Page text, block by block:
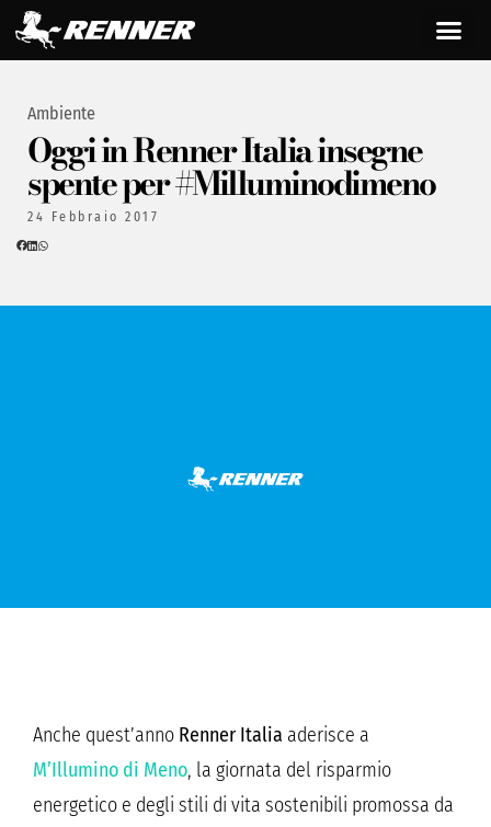
Ambiente
Oggi in Renner Italia insegne
spente per #Milluminodimeno
24 Febbraio 2017
Anche quest’anno Renner Italia aderisce a
M’Illumino di Meno, la giornata del risparmio
energetico e degli stili di vita sostenibili promossa da